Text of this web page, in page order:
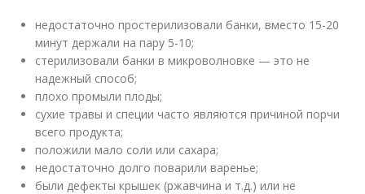
недостаточно простерилизовали банки, вместо 15-20
минут держали на пару 5-10;
стерилизовали банки в микроволновке — это не
надежный способ;
плохо промыли плоды;
сухие травы и специи часто являются причиной порчи
всего продукта;
положили мало соли или сахара;
недостаточно долго поварили варенье;
были дефекты крышек (ржавчина и т.д.) или не